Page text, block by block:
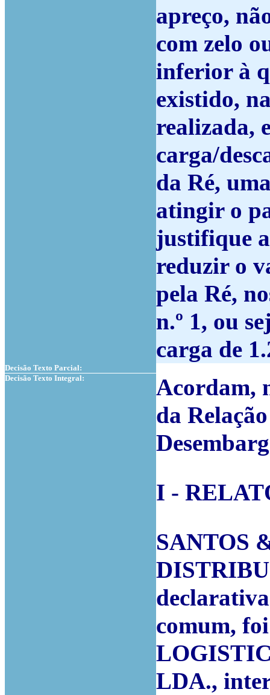
apreço,
com zelo
inferior à
existido,
realizada,
carga/
da Ré,
atingir o
justifique
reduzir o
pela Ré,
n.º 1, ou
carga de
Decisão Texto Parcial:
Decisão Texto Integral:
Acordam,
da
I -
SANTOS
comum,
LDA.,